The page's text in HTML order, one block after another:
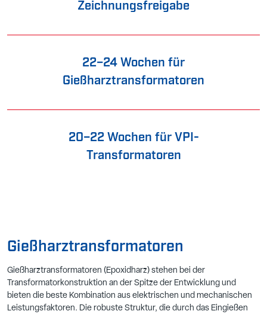
Zeichnungsfreigabe
22–24 Wochen für
Gießharztransformatoren
20–22 Wochen für VPI-
Transformatoren
Gießharztransformatoren
Gießharztransformatoren (Epoxidharz) stehen bei der
Transformatorkonstruktion an der Spitze der Entwicklung und
bieten die beste Kombination aus elektrischen und mechanischen
Leistungsfaktoren. Die robuste Struktur, die durch das Eingießen